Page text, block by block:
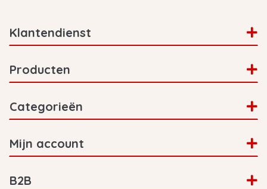
Klantendienst
Producten
Categorieën
Mijn account
B2B